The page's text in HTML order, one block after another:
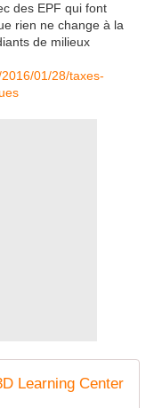
des EPF qui font
rien ne change à la
de milieux
01/28/taxes-
Learning Center